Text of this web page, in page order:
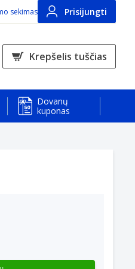
sekimas Prisijungti
Krepšelis tuščias
Dovanų
kuponas